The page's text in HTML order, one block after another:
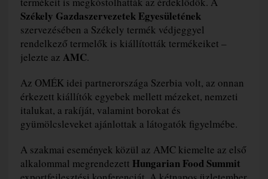
Székely Gazdaszervezetek Egyesületének
szervezésében a Székely termék védjeggyel
rendelkező termelők is kiállították termékeiket –
jelezte az AMC.
Az OMÉK idei partnerországa Szerbia volt, az onnan
érkezett kiállítók egyebek mellett mézeket, nemzeti
italukat, a rakíját, valamint borokat és
gyümölcsleveket ajánlottak a látogatók figyelmébe.
A szakmai események közül az AMC kiemelte az első
alkalommal megrendezett Hungarian Food Summit